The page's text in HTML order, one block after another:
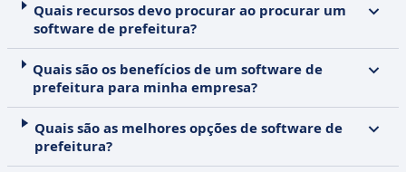
Quais recursos devo procurar ao procurar um
software de prefeitura?
Quais são os benefícios de um software de
prefeitura para minha empresa?
Quais são as melhores opções de software de
prefeitura?